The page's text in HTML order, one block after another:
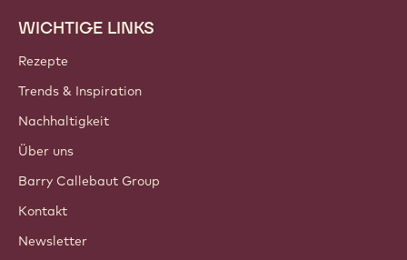
Footer
Callebaut
WICHTIGE LINKS
Rezepte
Trends & Inspiration
Nachhaltigkeit
Über uns
Barry Callebaut Group
Kontakt
Newsletter